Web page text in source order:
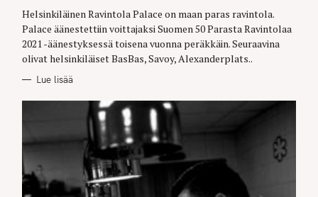
Helsinkiläinen Ravintola Palace on maan paras ravintola.
Palace äänestettiin voittajaksi Suomen 50 Parasta Ravintolaa
2021 -äänestyksessä toisena vuonna peräkkäin. Seuraavina
olivat helsinkiläiset BasBas, Savoy, Alexanderplats..
Lue lisää